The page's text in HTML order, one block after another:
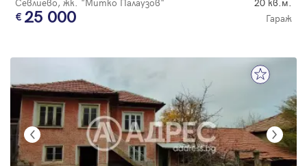
25 000 Гараж